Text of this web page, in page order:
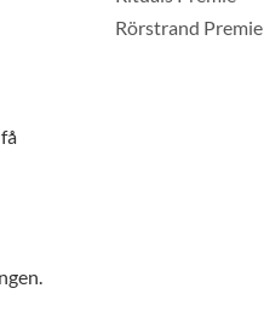
Rörstrand Premie